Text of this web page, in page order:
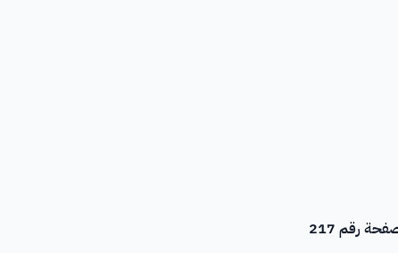
رقم 217